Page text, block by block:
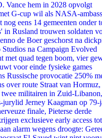
Vance hem in 2028 opvolgt
G-cup wil als NASA-
nog eens 14 gemeenten onder
in Rusland trouwen soldaten
de Boer geschorst na
na Campaign Evolved
met quad tegen boom, vier
voor einde fysieke games
Russische provocatie 250%
over route Straat van
militairen in Zuid-
jurylid Jerney Kaagman op
finale, Pieterse derde
exclusieve early access
alarm wegens droogte: